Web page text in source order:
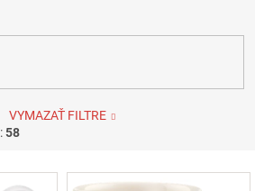
VYMAZAŤ FILTRE
58